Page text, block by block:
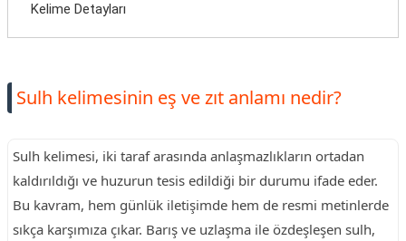
Kelime Detayları
Sulh kelimesinin eş ve zıt anlamı nedir?
Sulh kelimesi, iki taraf arasında anlaşmazlıkların ortadan
kaldırıldığı ve huzurun tesis edildiği bir durumu ifade eder.
Bu kavram, hem günlük iletişimde hem de resmi metinlerde
sıkça karşımıza çıkar. Barış ve uzlaşma ile özdeşleşen sulh,